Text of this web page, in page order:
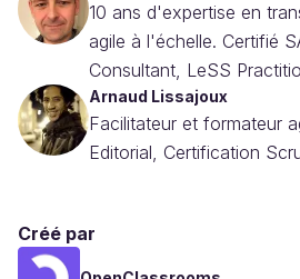
10 ans d'expertise en
agile à l'échelle. Certifié
Consultant, LeSS
Arnaud Lissajoux
Facilitateur et formateur
Editorial, Certification
Créé par